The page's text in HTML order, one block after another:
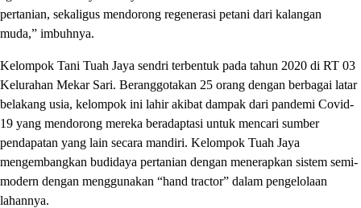
pertanian, sekaligus mendorong regenerasi petani dari kalangan
muda,” imbuhnya.
Kelompok Tani Tuah Jaya sendri terbentuk pada tahun 2020 di RT 03
Kelurahan Mekar Sari. Beranggotakan 25 orang dengan berbagai latar
belakang usia, kelompok ini lahir akibat dampak dari pandemi Covid-
19 yang mendorong mereka beradaptasi untuk mencari sumber
pendapatan yang lain secara mandiri. Kelompok Tuah Jaya
mengembangkan budidaya pertanian dengan menerapkan sistem semi-
modern dengan menggunakan “hand tractor” dalam pengelolaan
lahannya.